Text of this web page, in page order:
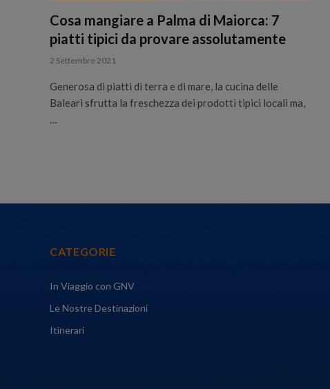
Cosa mangiare a Palma di Maiorca: 7
piatti tipici da provare assolutamente
2 Settembre 2021
Generosa di piatti di terra e di mare, la cucina delle
Baleari sfrutta la freschezza dei prodotti tipici locali ma,
…
CATEGORIE
In Viaggio con GNV
Le Nostre Destinazioni
Itinerari